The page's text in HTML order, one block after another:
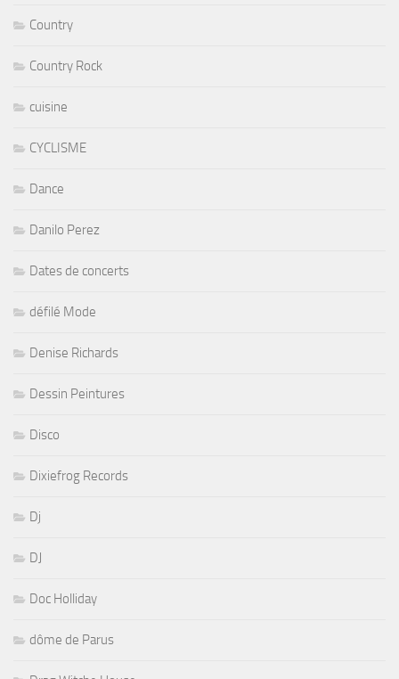
Country
Country Rock
cuisine
CYCLISME
Dance
Danilo Perez
Dates de concerts
défilé Mode
Denise Richards
Dessin Peintures
Disco
Dixiefrog Records
Dj
DJ
Doc Holliday
dôme de Parus